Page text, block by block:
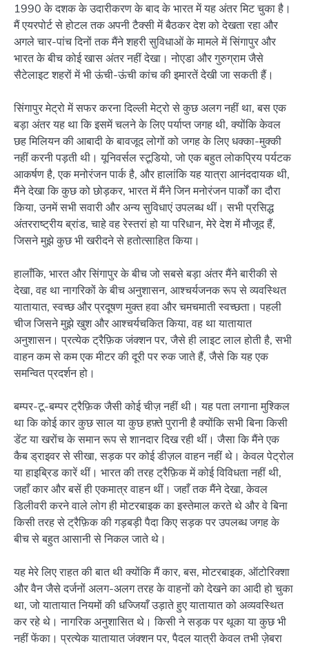
1990 के दशक के उदारीकरण के बाद के भारत में यह अंतर मिट चुका है।
मैं एयरपोर्ट से होटल तक अपनी टैक्सी में बैठकर देश को देखता रहा और
अगले चार-पांच दिनों तक मैंने शहरी सुविधाओं के मामले में सिंगापुर और
भारत के बीच कोई खास अंतर नहीं देखा। नोएडा और गुरुग्राम जैसे
सैटेलाइट शहरों में भी ऊंची-ऊंची कांच की इमारतें देखी जा सकती हैं।
सिंगापुर मेट्रो में सफर करना दिल्ली मेट्रो से कुछ अलग नहीं था, बस एक
बड़ा अंतर यह था कि इसमें चलने के लिए पर्याप्त जगह थी, क्योंकि केवल
छह मिलियन की आबादी के बावजूद लोगों को जगह के लिए धक्का-मुक्की
नहीं करनी पड़ती थी। यूनिवर्सल स्टूडियो, जो एक बहुत लोकप्रिय पर्यटक
आकर्षण है, एक मनोरंजन पार्क है, और हालांकि यह यात्रा आनंददायक थी,
मैंने देखा कि कुछ को छोड़कर, भारत में मैंने जिन मनोरंजन पार्कों का दौरा
किया, उनमें सभी सवारी और अन्य सुविधाएं उपलब्ध थीं। सभी प्रसिद्ध
अंतरराष्ट्रीय ब्रांड, चाहे वह रेस्तरां हो या परिधान, मेरे देश में मौजूद हैं,
जिसने मुझे कुछ भी खरीदने से हतोत्साहित किया।
हालाँकि, भारत और सिंगापुर के बीच जो सबसे बड़ा अंतर मैंने बारीकी से
देखा, वह था नागरिकों के बीच अनुशासन, आश्चर्यजनक रूप से व्यवस्थित
यातायात, स्वच्छ और प्रदूषण मुक्त हवा और चमचमाती स्वच्छता। पहली
चीज जिसने मुझे खुश और आश्चर्यचकित किया, वह था यातायात
अनुशासन। प्रत्येक ट्रैफ़िक जंक्शन पर, जैसे ही लाइट लाल होती है, सभी
वाहन कम से कम एक मीटर की दूरी पर रुक जाते हैं, जैसे कि यह एक
समन्वित प्रदर्शन हो।
बम्पर-टू-बम्पर ट्रैफ़िक जैसी कोई चीज़ नहीं थी। यह पता लगाना मुश्किल
था कि कोई कार कुछ साल या कुछ हफ़्ते पुरानी है क्योंकि सभी बिना किसी
डेंट या खरोंच के समान रूप से शानदार दिख रही थीं। जैसा कि मैंने एक
कैब ड्राइवर से सीखा, सड़क पर कोई डीज़ल वाहन नहीं थे। केवल पेट्रोल
या हाइब्रिड कारें थीं। भारत की तरह ट्रैफ़िक में कोई विविधता नहीं थी,
जहाँ कार और बसें ही एकमात्र वाहन थीं। जहाँ तक मैंने देखा, केवल
डिलीवरी करने वाले लोग ही मोटरबाइक का इस्तेमाल करते थे और वे बिना
किसी तरह से ट्रैफ़िक की गड़बड़ी पैदा किए सड़क पर उपलब्ध जगह के
बीच से बहुत आसानी से निकल जाते थे।
यह मेरे लिए राहत की बात थी क्योंकि मैं कार, बस, मोटरबाइक, ऑटोरिक्शा
और वैन जैसे दर्जनों अलग-अलग तरह के वाहनों को देखने का आदी हो चुका
था, जो यातायात नियमों की धज्जियाँ उड़ाते हुए यातायात को अव्यवस्थित
कर रहे थे। नागरिक अनुशासित थे। किसी ने सड़क पर थूका या कुछ भी
नहीं फेंका। प्रत्येक यातायात जंक्शन पर, पैदल यात्री केवल तभी ज़ेबरा